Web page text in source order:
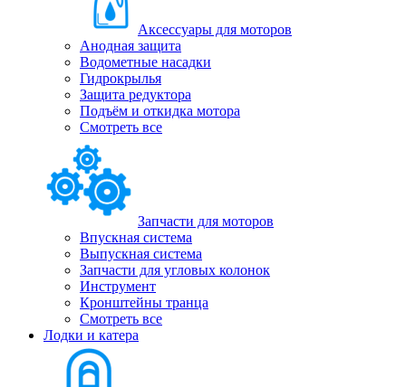
Аксессуары для моторов
Анодная защита
Водометные насадки
Гидрокрылья
Защита редуктора
Подъём и откидка мотора
Смотреть все
Запчасти для моторов
Впускная система
Выпускная система
Запчасти для угловых колонок
Инструмент
Кронштейны транца
Смотреть все
Лодки и катера